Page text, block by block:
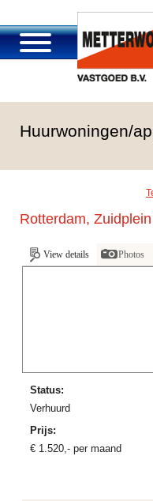
Portfolio
Huurwoningen/
Rotterdam,
View details Photos
Status:
verhuurd
Prijs:
€ 1.520,- per maand